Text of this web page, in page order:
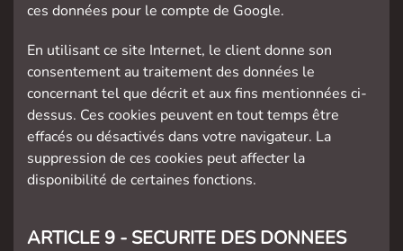
ces données pour le compte de Google.
En utilisant ce site Internet, le client donne son
consentement au traitement des données le
concernant tel que décrit et aux fins mentionnées ci-
dessus. Ces cookies peuvent en tout temps être
effacés ou désactivés dans votre navigateur. La
suppression de ces cookies peut affecter la
disponibilité de certaines fonctions.
ARTICLE 9 - SECURITE DES DONNEES